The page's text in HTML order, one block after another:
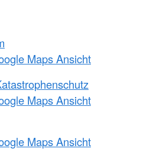
Maps Ansicht
Maps Ansicht
Maps Ansicht